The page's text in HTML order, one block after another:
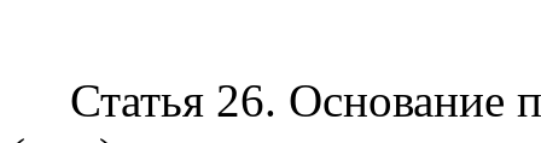
Статья 26. Основание